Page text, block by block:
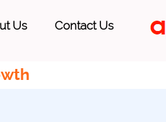
Us Contact Us